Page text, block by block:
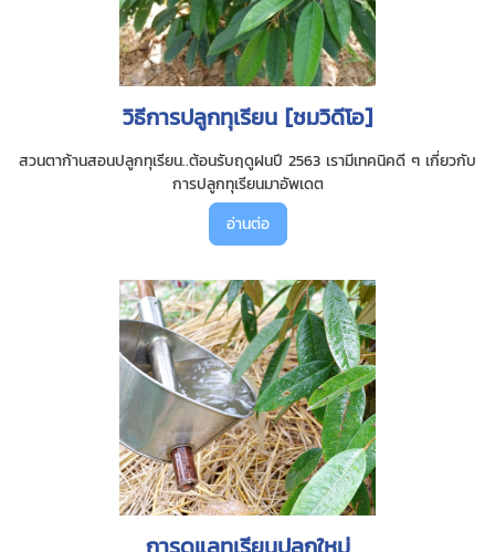
วิธีการปลูกทุเรียน [ชมวิดีโอ]
สวนตาก้านสอนปลูกทุเรียน..ต้อนรับฤดูฝนปี 2563 เรามีเทคนิคดี ๆ เกี่ยวกับ
การปลูกทุเรียนมาอัพเดต
อ่านต่อ